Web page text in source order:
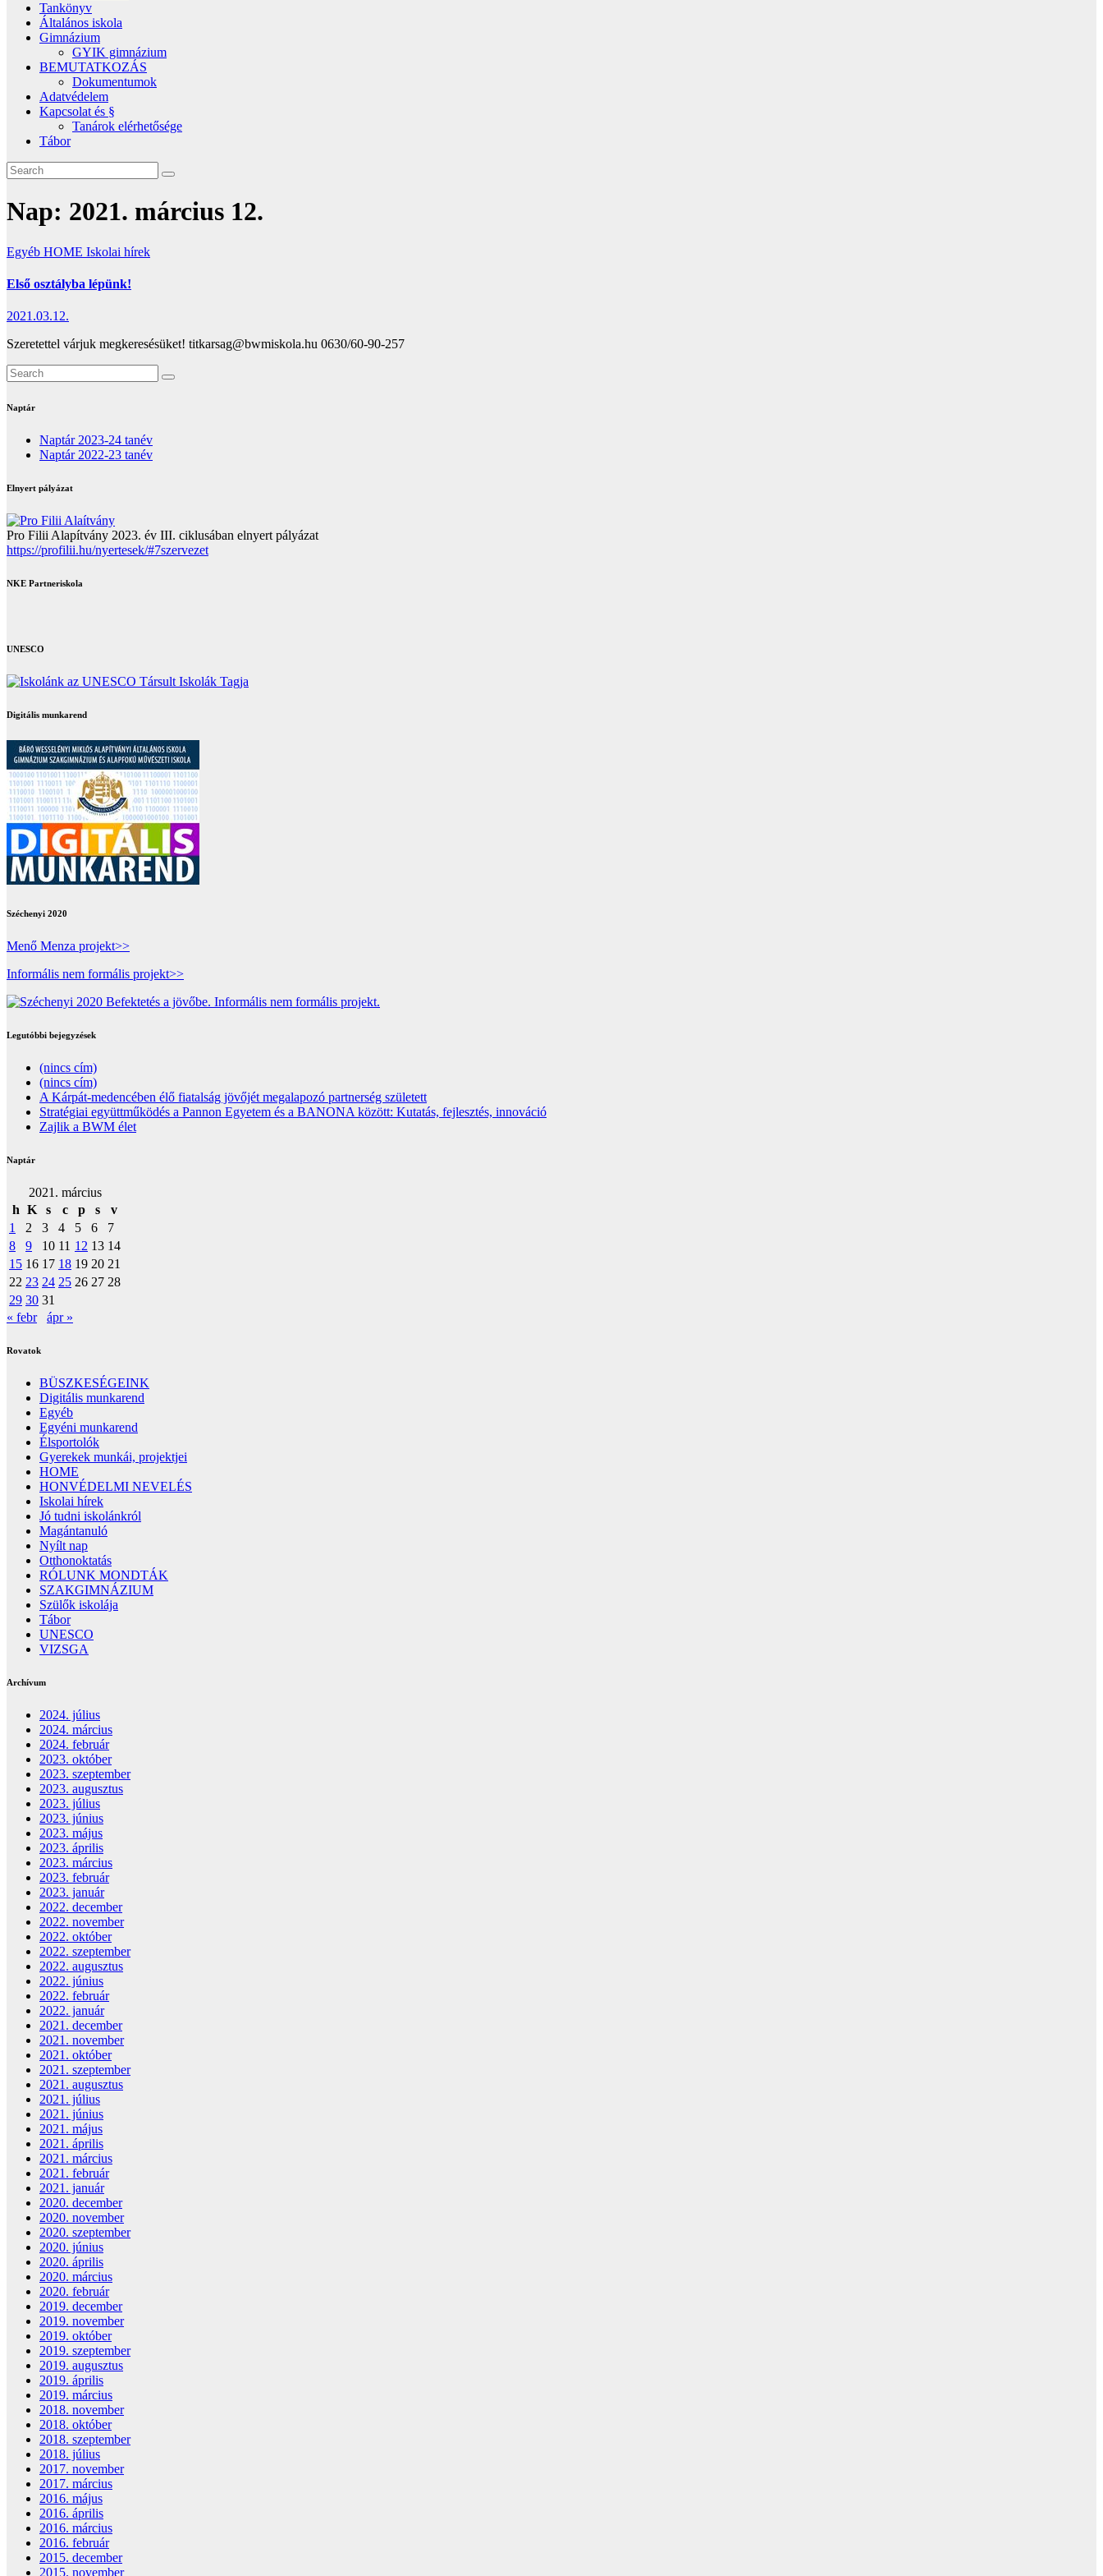
Tankönyv
Általános iskola
Gimnázium
GYIK gimnázium
BEMUTATKOZÁS
Dokumentumok
Adatvédelem
Kapcsolat és §
Tanárok elérhetősége
Tábor
Nap: 2021. március 12.
Egyéb HOME Iskolai hírek
Első osztályba lépünk!
2021.03.12.
Szeretettel várjuk megkeresésüket! titkarsag@bwmiskola.hu 0630/60-90-257
Naptár
Naptár 2023-24 tanév
Naptár 2022-23 tanév
Elnyert pályázat
Pro Filii Alapítvány 2023. év III. ciklusában elnyert pályázat
https://profilii.hu/nyertesek/#7szervezet
NKE Partneriskola
UNESCO
Digitális munkarend
Széchenyi 2020
Menő Menza projekt>>
Informális nem formális projekt>>
Legutóbbi bejegyzések
(nincs cím)
(nincs cím)
A Kárpát-medencében élő fiatalság jövőjét megalapozó partnerség született
Stratégiai együttműködés a Pannon Egyetem és a BANONA között: Kutatás, fejlesztés, innováció
Zajlik a BWM élet
Naptár
2021. március
h K s c p s
v
1
2 3 4 5 6
7
8
9 10 11 12 13 14
15 16 17 18 19 20 21
22 23 24 25 26 27 28
29 30 31
« febr
ápr »
Rovatok
BÜSZKESÉGEINK
Digitális munkarend
Egyéb
Egyéni munkarend
Élsportolók
Gyerekek munkái, projektjei
HOME
HONVÉDELMI NEVELÉS
Iskolai hírek
Jó tudni iskolánkról
Magántanuló
Nyílt nap
Otthonoktatás
RÓLUNK MONDTÁK
SZAKGIMNÁZIUM
Szülők iskolája
Tábor
UNESCO
VIZSGA
Archívum
2024. július
2024. március
2024. február
2023. október
2023. szeptember
2023. augusztus
2023. július
2023. június
2023. május
2023. április
2023. március
2023. február
2023. január
2022. december
2022. november
2022. október
2022. szeptember
2022. augusztus
2022. június
2022. február
2022. január
2021. december
2021. november
2021. október
2021. szeptember
2021. augusztus
2021. július
2021. június
2021. május
2021. április
2021. március
2021. február
2021. január
2020. december
2020. november
2020. szeptember
2020. június
2020. április
2020. március
2020. február
2019. december
2019. november
2019. október
2019. szeptember
2019. augusztus
2019. április
2019. március
2018. november
2018. október
2018. szeptember
2018. július
2017. november
2017. március
2016. május
2016. április
2016. március
2016. február
2015. december
2015. november